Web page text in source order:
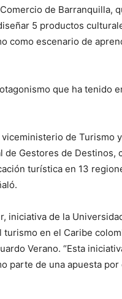
de Barranquilla,
5 productos
como escenario de
que ha tenido
de Turismo
de Gestores de Destinos,
turística en 13
iniciativa de la
en el Caribe
Verano. “Esta
parte de una apuesta